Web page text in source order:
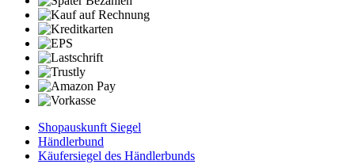
Shopauskunft Siegel
Händlerbund
Käufersiegel des Händlerbunds